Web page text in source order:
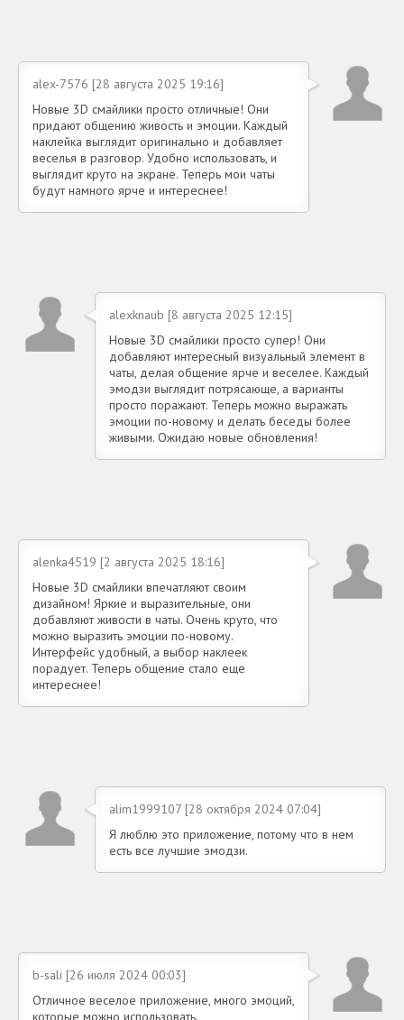
alex-7576 [28 августа 2025 19:16]
Новые 3D смайлики просто отличные! Они
придают общению живость и эмоции. Каждый
наклейка выглядит оригинально и добавляет
веселья в разговор. Удобно использовать, и
выглядит круто на экране. Теперь мои чаты
будут намного ярче и интереснее!
alexknaub [8 августа 2025 12:15]
Новые 3D смайлики просто супер! Они
добавляют интересный визуальный элемент в
чаты, делая общение ярче и веселее. Каждый
эмодзи выглядит потрясающе, а варианты
просто поражают. Теперь можно выражать
эмоции по-новому и делать беседы более
живыми. Ожидаю новые обновления!
alenka4519 [2 августа 2025 18:16]
Новые 3D смайлики впечатляют своим
дизайном! Яркие и выразительные, они
добавляют живости в чаты. Очень круто, что
можно выразить эмоции по-новому.
Интерфейс удобный, а выбор наклеек
порадует. Теперь общение стало еще
интереснее!
alim1999107 [28 октября 2024 07:04]
Я люблю это приложение, потому что в нем
есть все лучшие эмодзи.
b-sali [26 июля 2024 00:03]
Отличное веселое приложение, много эмоций,
которые можно использовать.